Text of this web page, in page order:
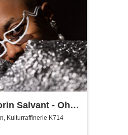
Salvant - Oh
2026
Kulturraffinerie K714